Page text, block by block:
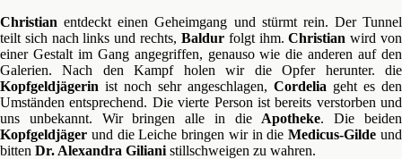
Christian entdeckt einen Geheimgang und stürmt rein. Der Tunnel
teilt sich nach links und rechts, Baldurfolgt ihm.Christian wird von
einer Gestalt im Gang angegriffen, genauso wie die anderen auf den
Galerien. Nach den Kampf holen wir die Opfer herunter. die
Kopfgeldjägerin ist noch sehr angeschlagen, Cordelia geht es den
Umständen entsprechend. Die vierte Person ist bereits verstorben und
uns unbekannt. Wir bringen alle in die Apotheke. Die beiden
Kopfgeldjäger und die Leiche bringen wir in dieMedicus-Gilde und
bitten Dr. Alexandra Giliani stillschweigen zu wahren.